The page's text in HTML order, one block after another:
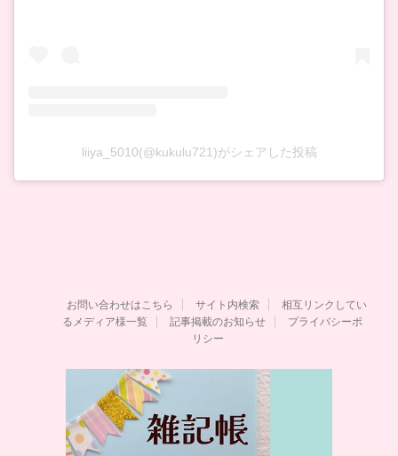
liiya_5010(@kukulu721)がシェアした投稿
お問い合わせはこちら サイト内検索
相互リンクしてい
るメディア様一覧
記事掲載のお知らせ
プライバシーポ
リシー